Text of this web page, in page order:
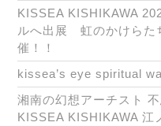
KISSEA KISHIKAWA
ルへ出展 虹のかけらた
催！！
kissea’s eye spiritual
湘南の幻想アーチスト
KISSEA KISHIKAWA